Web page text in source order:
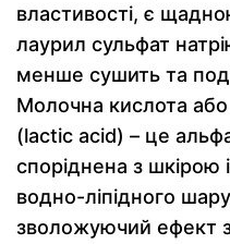
властивості, є
лаурил сульфат
менше сушить та
Молочна кислота
(lactic acid) – це
споріднена з шкірою
водно-ліпідного
зволожуючий ефект